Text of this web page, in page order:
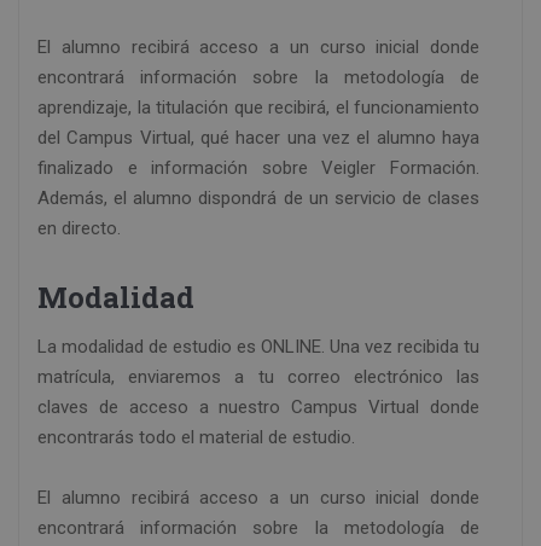
El alumno recibirá acceso a un curso inicial donde
encontrará información sobre la metodología de
aprendizaje, la titulación que recibirá, el funcionamiento
del Campus Virtual, qué hacer una vez el alumno haya
finalizado e información sobre Veigler Formación.
Además, el alumno dispondrá de un servicio de clases
en directo.
Modalidad
La modalidad de estudio es ONLINE. Una vez recibida tu
matrícula, enviaremos a tu correo electrónico las
claves de acceso a nuestro Campus Virtual donde
encontrarás todo el material de estudio.
El alumno recibirá acceso a un curso inicial donde
encontrará información sobre la metodología de